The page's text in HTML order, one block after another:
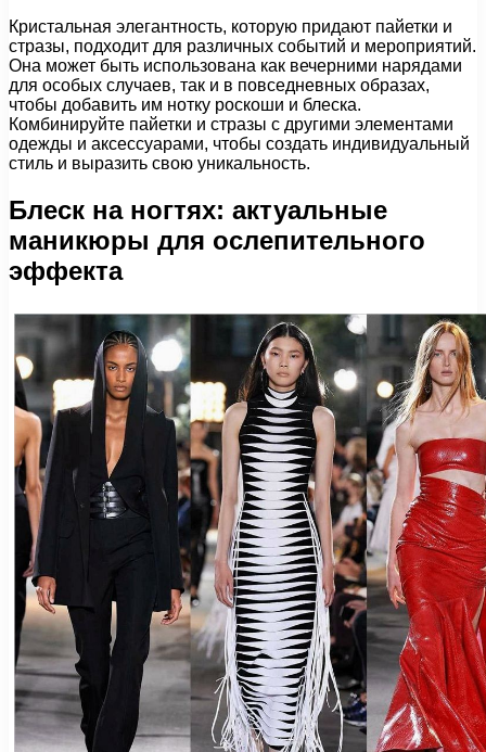
Кристальная элегантность, которую придают пайетки и
стразы, подходит для различных событий и мероприятий.
Она может быть использована как вечерними нарядами
для особых случаев, так и в повседневных образах,
чтобы добавить им нотку роскоши и блеска.
Комбинируйте пайетки и стразы с другими элементами
одежды и аксессуарами, чтобы создать индивидуальный
стиль и выразить свою уникальность.
Блеск на ногтях: актуальные
маникюры для ослепительного
эффекта